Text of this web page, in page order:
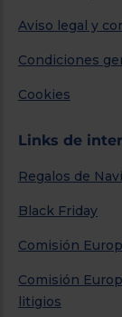
Aviso legal y
Condiciones
Cookies
Links de
Regalos de
Black Friday
Comisión
Comisión
litigios